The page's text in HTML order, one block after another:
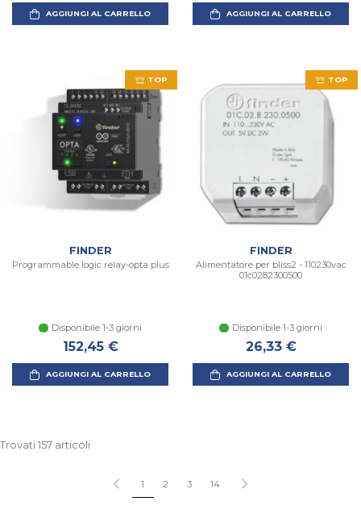
AGGIUNGI AL CARRELLO AGGIUNGI AL CARRELLO
TOP
FINDER
Programmable logic relay-opta plus
Disponibile 1-3 giorni
152,45 €
AGGIUNGI AL CARRELLO
TOP
FINDER
Alimentatore per bliss2 - 110230vac
01c0282300500
Disponibile 1-3 giorni
26,33 €
AGGIUNGI AL CARRELLO
Trovati 157 articoli
1 2 3 14